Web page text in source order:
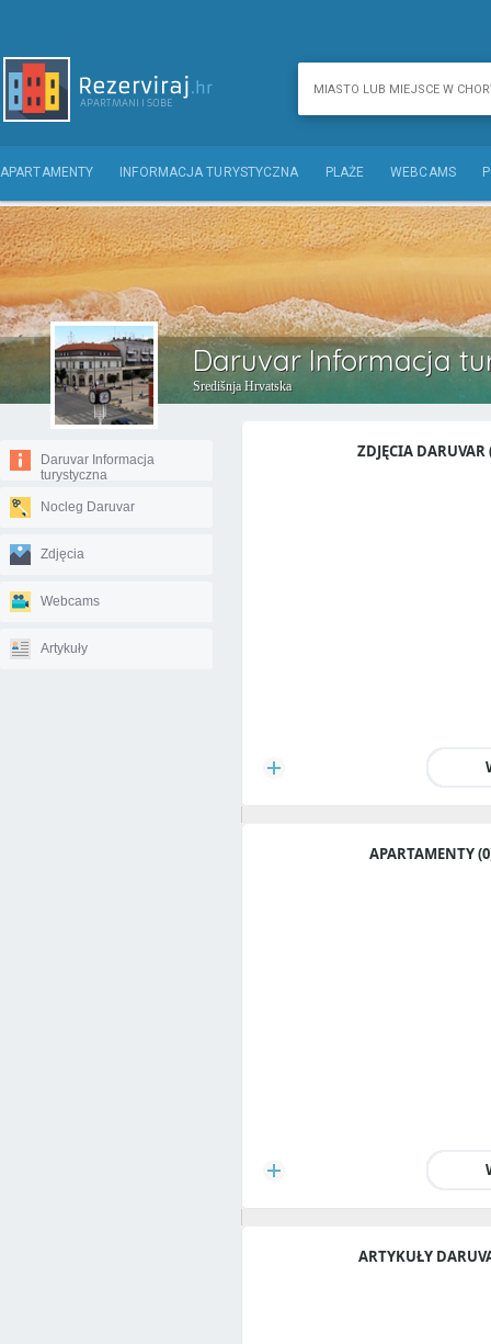
APARTAMENTY INFORMACJA TURYSTYCZNA PLAŻE WEBCAMS
Daruvar Informacja
Središnja Hrvatska
Daruvar Informacja
turystyczna
Nocleg Daruvar
Zdjęcia
Webcams
Artykuły
ZDJĘCIA DARUVAR
APARTAMENTY
ARTYKUŁY